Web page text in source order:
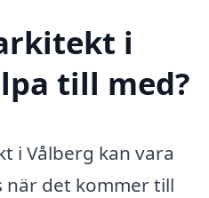
i
till med?
i Vålberg kan vara
när det kommer till